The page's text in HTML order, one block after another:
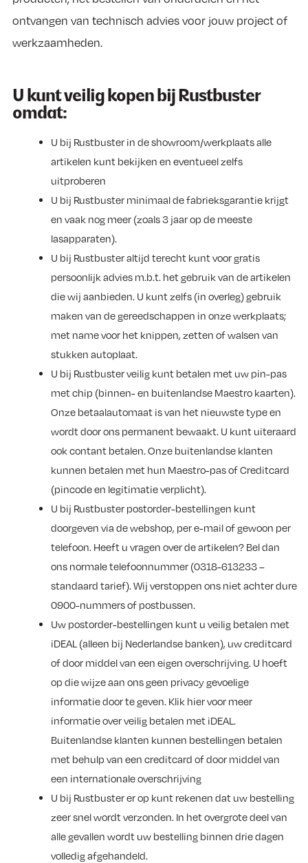
ontvangen van technisch advies voor jouw project of
werkzaamheden.
U kunt veilig kopen bij Rustbuster
omdat:
U bij Rustbuster in de showroom/werkplaats alle
artikelen kunt bekijken en eventueel zelfs
uitproberen
U bij Rustbuster minimaal de fabrieksgarantie krijgt
en vaak nog meer (zoals 3 jaar op de meeste
lasapparaten).
U bij Rustbuster altijd terecht kunt voor gratis
persoonlijk advies m.b.t. het gebruik van de artikelen
die wij aanbieden. U kunt zelfs (in overleg) gebruik
maken van de gereedschappen in onze werkplaats;
met name voor het knippen, zetten of walsen van
stukken autoplaat.
U bij Rustbuster veilig kunt betalen met uw pin-pas
met chip (binnen- en buitenlandse Maestro kaarten).
Onze betaalautomaat is van het nieuwste type en
wordt door ons permanent bewaakt. U kunt uiteraard
ook contant betalen. Onze buitenlandse klanten
kunnen betalen met hun Maestro-pas of Creditcard
(pincode en legitimatie verplicht).
U bij Rustbuster postorder-bestellingen kunt
doorgeven via de webshop, per e-mail of gewoon per
telefoon. Heeft u vragen over de artikelen? Bel dan
ons normale telefoonnummer (0318-613233 –
standaard tarief). Wij verstoppen ons niet achter dure
0900-nummers of postbussen.
Uw postorder-bestellingen kunt u veilig betalen met
iDEAL (alleen bij Nederlandse banken), uw creditcard
of door middel van een eigen overschrijving. U hoeft
op die wijze aan ons geen privacy gevoelige
informatie door te geven. Klik hier voor meer
informatie over veilig betalen met iDEAL.
Buitenlandse klanten kunnen bestellingen betalen
met behulp van een creditcard of door middel van
een internationale overschrijving
U bij Rustbuster er op kunt rekenen dat uw bestelling
zeer snel wordt verzonden. In het overgrote deel van
alle gevallen wordt uw bestelling binnen drie dagen
volledig afgehandeld.